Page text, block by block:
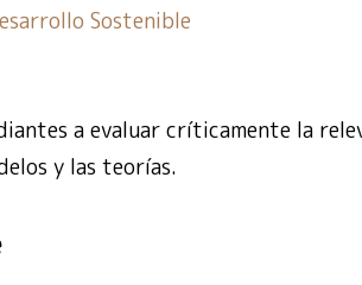
Sostenible
a evaluar críticamente la
y las teorías.